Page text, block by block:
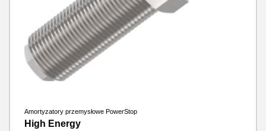
Amortyzatory przemysłowe PowerStop
High Energy